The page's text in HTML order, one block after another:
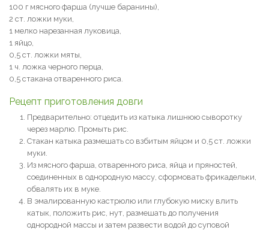
100 г мясного фарша (лучше баранины),
2 ст. ложки муки,
1 мелко нарезанная луковица,
1 яйцо,
0,5 ст. ложки мяты,
1 ч. ложка черного перца,
0,5 стакана отваренного риса.
Рецепт приготовления довги
Предварительно: отцедить из катыка лишнюю сыворотку
через марлю. Промыть рис.
Стакан катыка размешать со взбитым яйцом и 0,5 ст. ложки
муки.
Из мясного фарша, отваренного риса, яйца и пряностей,
соединенных в однородную массу, сформовать фрикадельки,
обвалять их в муке.
В эмалированную кастрюлю или глубокую миску влить
катык, положить рис, нут, размешать до получения
однородной массы и затем развести водой до суповой